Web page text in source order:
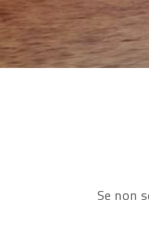
Se non